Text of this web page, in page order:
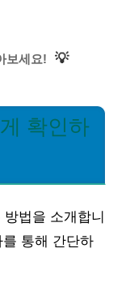
보세요! 💡
확인하
법을 소개합니
통해 간단하